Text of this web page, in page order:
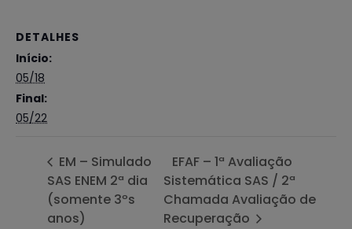
DETALHES
Início:
05/18
Final:
05/22
EM – Simulado
SAS ENEM 2ª dia
(somente 3ºs
anos)
EFAF – 1ª Avaliação
Sistemática SAS / 2ª
Chamada Avaliação de
Recuperação